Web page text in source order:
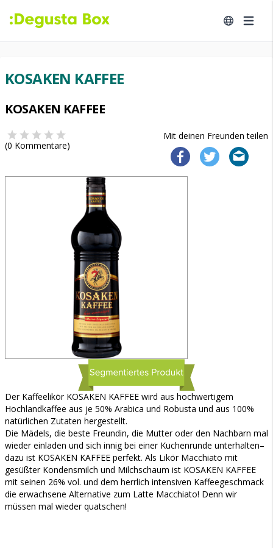
KOSAKEN KAFFEE
KOSAKEN KAFFEE
Mit deinen Freunden teilen
(0 Kommentare)
Der Kaffeelikör KOSAKEN KAFFEE wird aus hochwertigem
Hochlandkaffee aus je 50% Arabica und Robusta und aus 100%
natürlichen Zutaten hergestellt.
Die Mädels, die beste Freundin, die Mutter oder den Nachbarn mal
wieder einladen und sich innig bei einer Kuchenrunde unterhalten–
dazu ist KOSAKEN KAFFEE perfekt. Als Likör Macchiato mit
gesüßter Kondensmilch und Milchschaum ist KOSAKEN KAFFEE
mit seinen 26% vol. und dem herrlich intensiven Kaffeegeschmack
die erwachsene Alternative zum Latte Macchiato! Denn wir
müssen mal wieder quatschen!